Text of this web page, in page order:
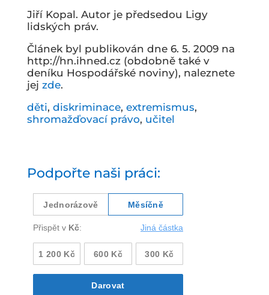
Jiří Kopal. Autor je předsedou Ligy
lidských práv.
Článek byl publikován dne 6. 5. 2009 na
http://hn.ihned.cz (obdobně také v
deníku Hospodářské noviny), naleznete
jej zde.
děti, diskriminace, extremismus,
shromažďovací právo, učitel
Podpořte naši práci: